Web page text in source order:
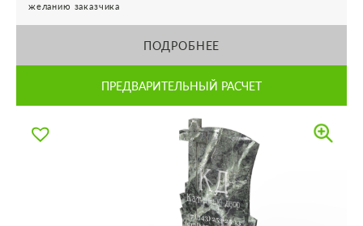
желанию заказчика
ПОДРОБНЕЕ
ПРЕДВАРИТЕЛЬНЫЙ РАСЧЕТ